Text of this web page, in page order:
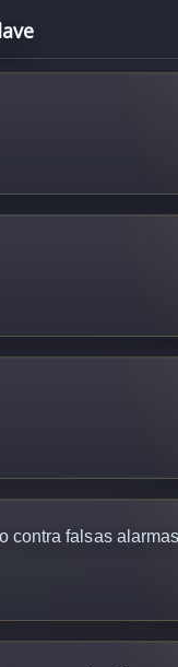
contra falsas alarmas